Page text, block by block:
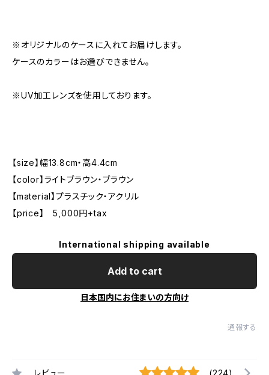
※オリジナルのケースに入れてお届けします。
ケースのカラーはお選びできません。
※UV加工レンズを使用しております。
【size】幅13.8cm・高4.4cm
【color】ライトブラウン・ブラウン
【material】プラスチック・アクリル
【price】 5,000円+tax
International shipping available
Add to cart
日本国内にお住まいの方向け
通報する
レビュー (224)